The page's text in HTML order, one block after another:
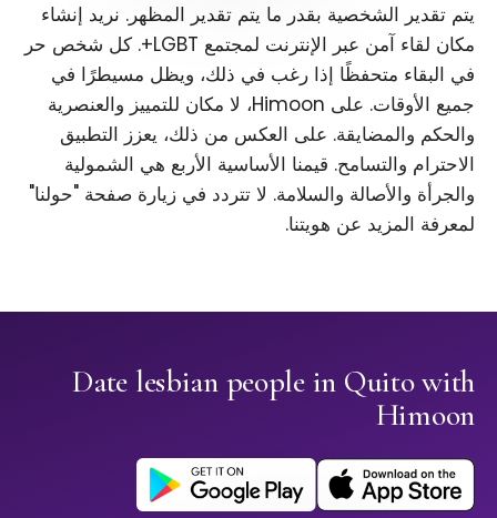
يتم تقدير الشخصية بقدر ما يتم تقدير المظهر. نريد إنشاء
مكان لقاء آمن عبر الإنترنت لمجتمع LGBT+. كل شخص حر
في البقاء متحفظًا إذا رغب في ذلك، ويظل مسيطرًا في
جميع الأوقات. على Himoon، لا مكان للتمييز والعنصرية
والحكم والمضايقة. على العكس من ذلك، يعزز التطبيق
الاحترام والتسامح. قيمنا الأساسية الأربع هي الشمولية
والجرأة والأصالة والسلامة. لا تتردد في زيارة صفحة "حولنا"
لمعرفة المزيد عن هويتنا.
Date lesbian people in Quito with
Himoon